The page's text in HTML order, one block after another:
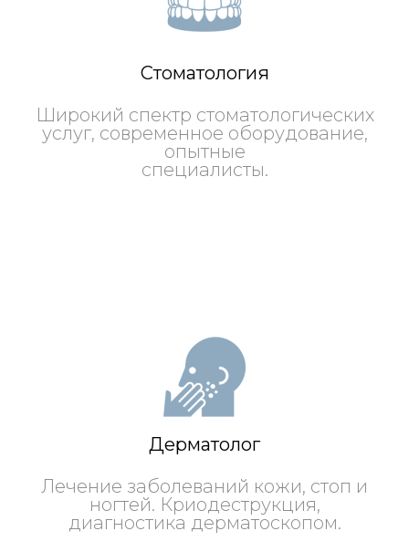
Стоматология
Широкий спектр стоматологических
услуг, современное оборудование,
опытные
специалисты.
Дерматолог
Лечение заболеваний кожи, стоп и
ногтей. Криодеструкция,
диагностика дерматоскопом.